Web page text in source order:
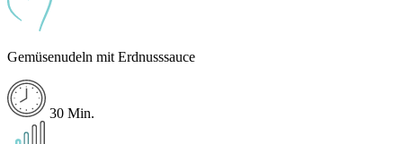
Gemüsenudeln mit Erdnusssauce
30 Min.